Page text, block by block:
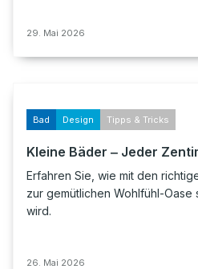
29. Mai 2026
Bad Design Tipps & Tricks
Kleine Bäder ‒ Jeder
Erfahren Sie, wie mit den
zur gemütlichen Wohlfühl-
wird.
26. Mai 2026